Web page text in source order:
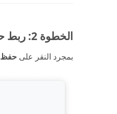
الخطوة 2: ربط حساب Dropbox
بمجرد النقر علىحفظ